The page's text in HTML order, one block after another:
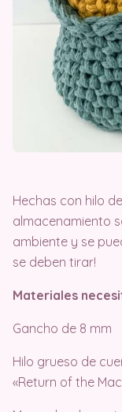
Hechas con hilo
almacenamiento
ambiente y se
se deben tirar!
Materiales
Gancho de 8 mm
Hilo grueso de
«Return of the